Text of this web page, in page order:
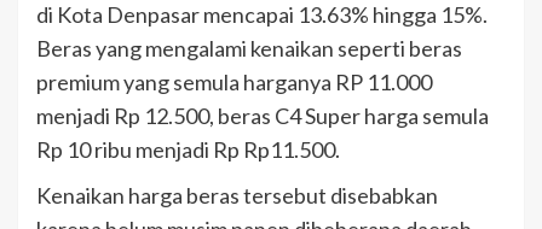
di Kota Denpasar mencapai 13.63% hingga 15%.
Beras yang mengalami kenaikan seperti beras
premium yang semula harganya RP 11.000
menjadi Rp 12.500, beras C4 Super harga semula
Rp 10 ribu menjadi Rp Rp11.500.
Kenaikan harga beras tersebut disebabkan